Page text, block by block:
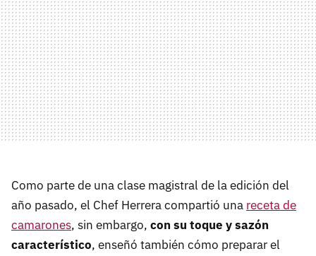
Como parte de una clase magistral de la edición del
año pasado, el Chef Herrera compartió una receta de
camarones, sin embargo, con su toque y sazón
característico, enseñó también cómo preparar el